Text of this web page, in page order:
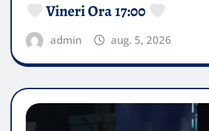
Vineri Ora 17:00
admin aug. 5, 2026